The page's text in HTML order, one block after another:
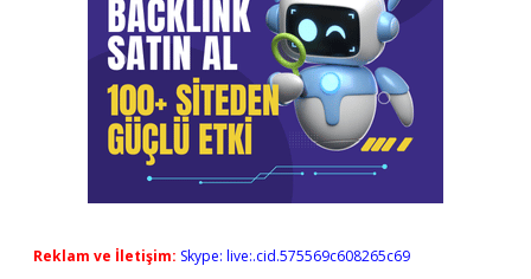
Reklam ve İletişim: Skype: live:.cid.575569c608265c69